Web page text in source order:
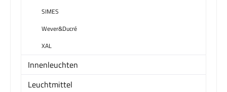
SIMES
Wever&Ducré
XAL
Innenleuchten
Leuchtmittel